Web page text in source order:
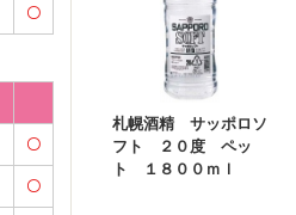
〇
〇
〇
札幌酒精 サッポロソ
フト ２０度 ペッ
ト １８００ｍｌ